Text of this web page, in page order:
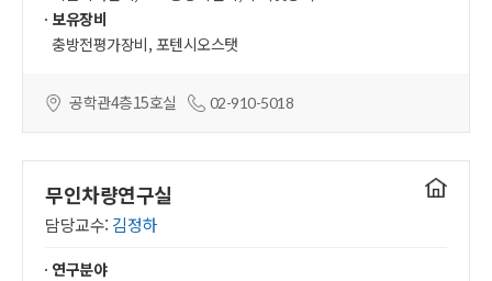
보유장비
충방전평가장비, 포텐시오스탯
공학관4층15호실 02-910-5018
무인차량연구실
담당교수: 김정하
연구실
연구분야